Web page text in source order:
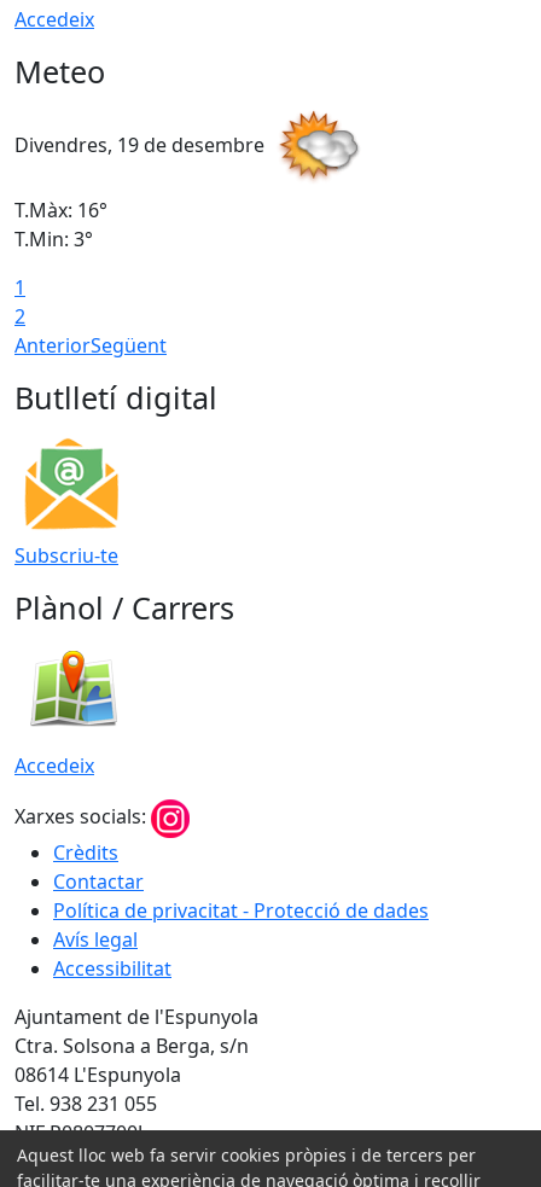
Accedeix
Meteo
Divendres, 19 de desembre
T.Màx: 16°
T.Min: 3°
1
2
AnteriorSegüent
Butlletí digital
Subscriu-te
Plànol / Carrers
Accedeix
Xarxes socials:
Crèdits
Contactar
Política de privacitat - Protecció de dades
Avís legal
Accessibilitat
Ajuntament de l'Espunyola
Ctra. Solsona a Berga, s/n
08614 L'Espunyola
Tel. 938 231 055
NIF P0807700J
Amb la col·laboració de:
Aquest lloc web fa servir cookies pròpies i de tercers per
facilitar-te una experiència de navegació òptima i recollir